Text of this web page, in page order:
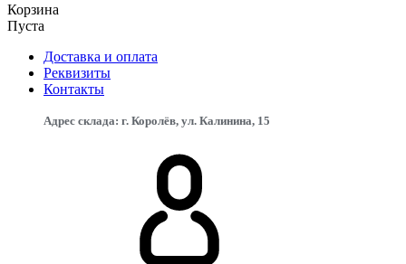
Корзина
Пуста
Доставка и оплата
Реквизиты
Контакты
Адрес склада: г. Королёв, ул. Калинина, 15